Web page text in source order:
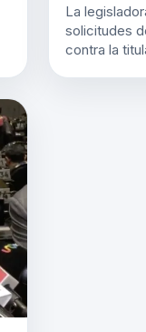
La
solicitudes
contra la